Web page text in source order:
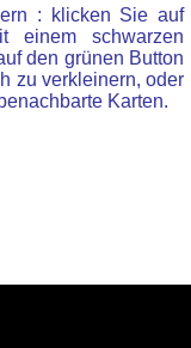
: klicken Sie auf
einem schwarzen
den grünen Button
zu verkleinern, oder
Karten.